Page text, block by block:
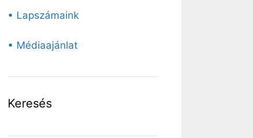
• Lapszámaink
• Médiaajánlat
Keresés